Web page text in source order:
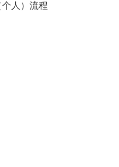
人）流程